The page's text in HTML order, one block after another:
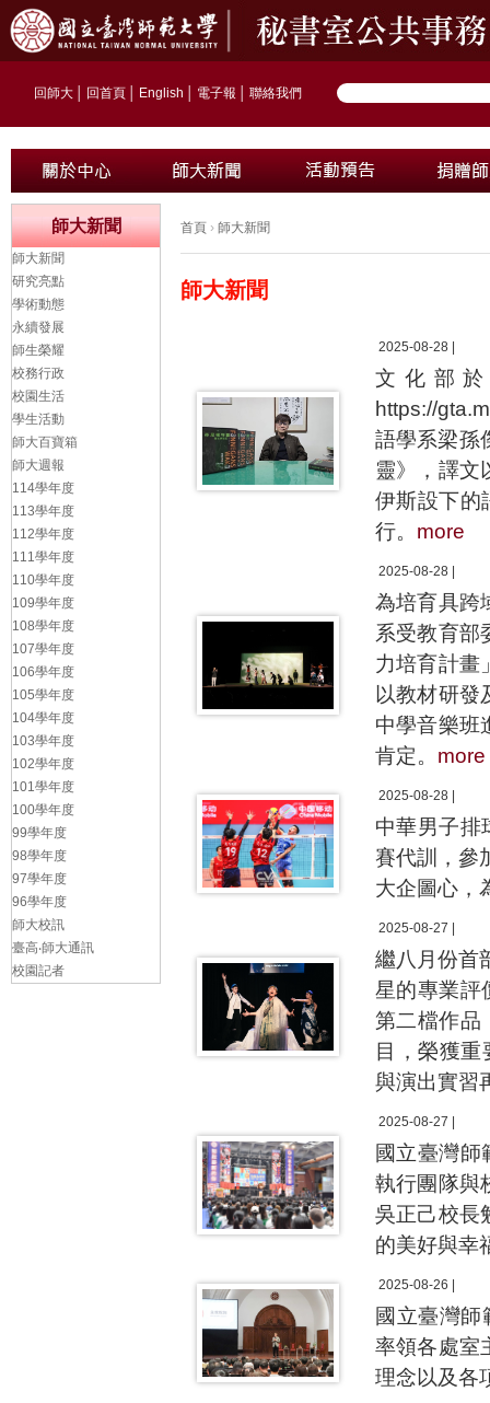
回師大 回首頁 English 電子報 聯絡我們
首頁 › 師大新聞
師大新聞
2025-08-28 |
文化部
https://
語學系梁孫
靈》，譯文
伊斯設下的
行。 more
2025-08-28 |
為培育具跨
系受教育部
力培育計畫
以教材研發
中學音樂班
肯定。 more
2025-08-28 |
中華男子排
賽代訓，參
大企圖心，
2025-08-27 |
繼八月份首
星的專業評
第二檔作品
目，榮獲
與演出實習
2025-08-27 |
國立臺灣
執行團隊與
吳正己校長
的美好與幸
2025-08-26 |
國立臺灣
率領各處室
理念以及各
師大新聞
師大新聞
研究亮點
學術動態
永續發展
師生榮耀
校務行政
校園生活
學生活動
師大百寶箱
師大週報
114學年度
113學年度
112學年度
111學年度
110學年度
109學年度
108學年度
107學年度
106學年度
105學年度
104學年度
103學年度
102學年度
101學年度
100學年度
99學年度
98學年度
97學年度
96學年度
師大校訊
臺高‧師大通訊
校園記者